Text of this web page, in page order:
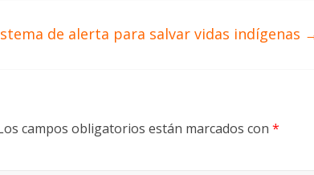
de alerta para salvar vidas indígenas
campos obligatorios están marcados con *